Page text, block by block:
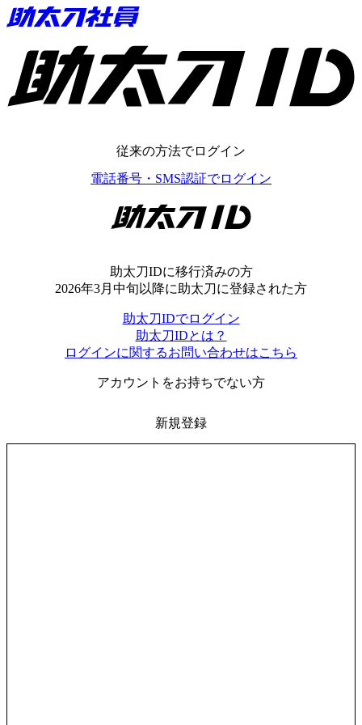
助太刀ID
従来の方法でログイン
電話番号・SMS認証でログイン
助太刀ID
助太刀IDに移行済みの方
2026年3月中旬以降に助太刀に登録された方
助太刀IDでログイン
助太刀IDとは？
ログインに関するお問い合わせはこちら
アカウントをお持ちでない方
新規登録